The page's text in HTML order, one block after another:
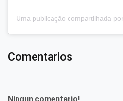
Comentarios
Ningun comentario!